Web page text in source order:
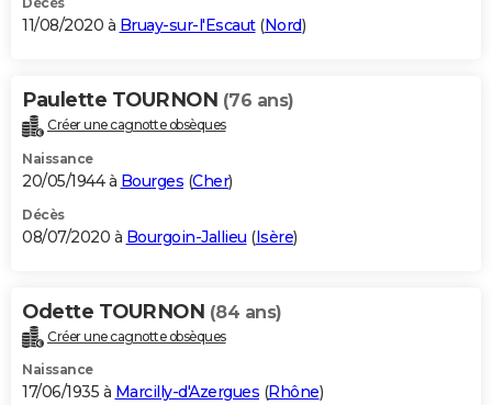
11/08/2020 à Bruay-sur-l'Escaut(Nord)
Paulette TOURNON (76 ans)
Créer une cagnotte obsèques
Naissance
20/05/1944 à Bourges (Cher)
Décès
08/07/2020 à Bourgoin-Jallieu (Isère)
Odette TOURNON (84 ans)
Créer une cagnotte obsèques
Naissance
17/06/1935 à Marcilly-d'Azergues (Rhône)